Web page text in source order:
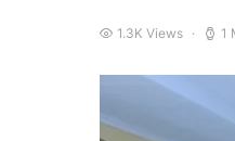
1.3K Views 1